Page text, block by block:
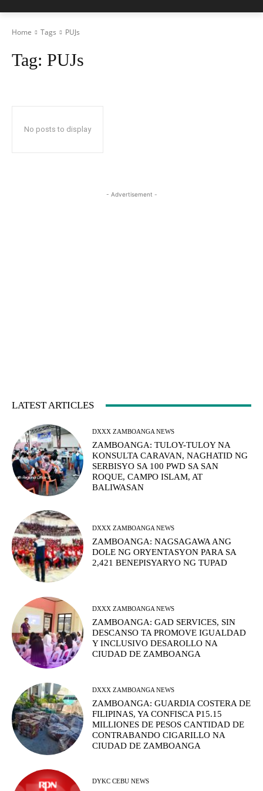
Home Tags PUJs
Tag: PUJs
No posts to display
- Advertisement -
LATEST ARTICLES
DXXX ZAMBOANGA NEWS
ZAMBOANGA: TULOY-TULOY NA
KONSULTA CARAVAN, NAGHATID NG
SERBISYO SA 100 PWD SA SAN
ROQUE, CAMPO ISLAM, AT
BALIWASAN
DXXX ZAMBOANGA NEWS
ZAMBOANGA: NAGSAGAWA ANG
DOLE NG ORYENTASYON PARA SA
2,421 BENEPISYARYO NG TUPAD
DXXX ZAMBOANGA NEWS
ZAMBOANGA: GAD SERVICES, SIN
DESCANSO TA PROMOVE IGUALDAD
Y INCLUSIVO DESAROLLO NA
CIUDAD DE ZAMBOANGA
DXXX ZAMBOANGA NEWS
ZAMBOANGA: GUARDIA COSTERA DE
FILIPINAS, YA CONFISCA P15.15
MILLIONES DE PESOS CANTIDAD DE
CONTRABANDO CIGARILLO NA
CIUDAD DE ZAMBOANGA
DYKC CEBU NEWS